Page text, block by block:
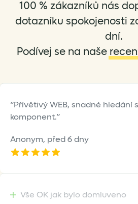
be
chosen
on
product
100 % zákazníků nás
dotazníku spokojenosti
dní.
Podívej se na naše
Přívětivý WEB, snadné hledání
komponent.
Anonym, před 6 dny
Vše OK jak bylo domluveno